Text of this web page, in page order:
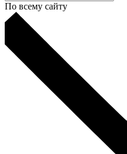
По всему сайту